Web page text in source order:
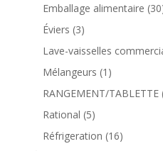
Emballage alimentaire
Éviers (3)
Lave-vaisselles
Mélangeurs (1)
RANGEMENT/TABLETTE
Rational (5)
Réfrigeration (16)